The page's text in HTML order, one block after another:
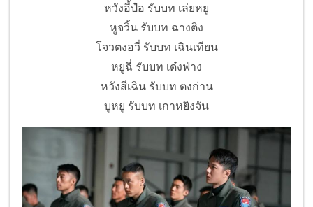
หวังอี้ป๋อ รับบท เล่ยหยู
หูจวิ้น รับบท ฉางติง
โจวตงอวี่ รับบท เฉินเทียน
หยูฉี่ รับบท เด๋งฟ่าง
หวังสีเฉิน รับบท ตงก่าน
บูหยู รับบท เกาหยิงจัน